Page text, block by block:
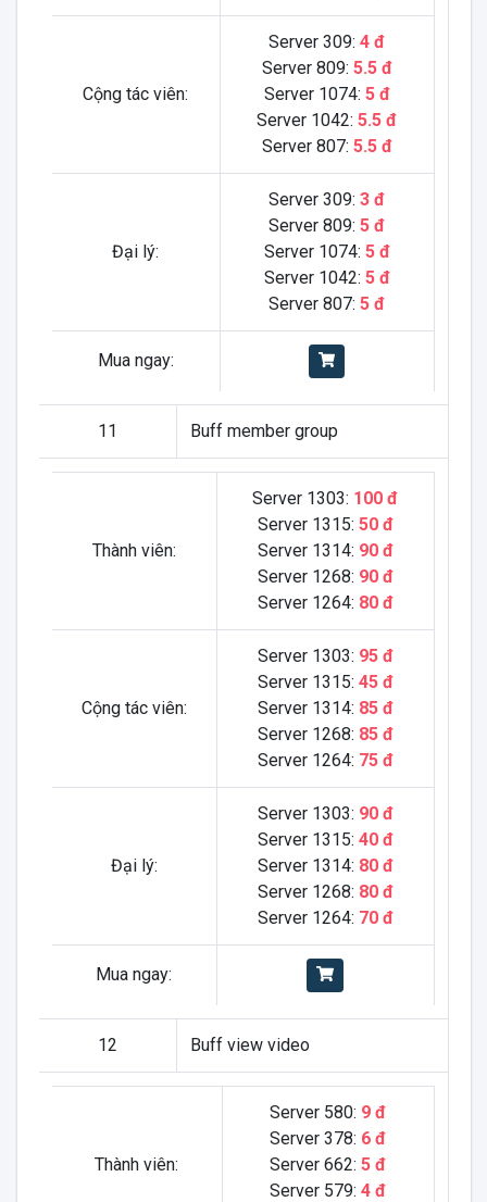
Cộng tác viên:
Server 309: 4 đ
Server 809: 5.5 đ
Server 1074: 5 đ
Server 1042: 5.5 đ
Server 807: 5.5 đ
Đại lý:
Server 309: 3 đ
Server 809: 5 đ
Server 1074: 5 đ
Server 1042: 5 đ
Server 807: 5 đ
Mua ngay:
11 Buff member group
Thành viên:
Server 1303: 100 đ
Server 1315: 50 đ
Server 1314: 90 đ
Server 1268: 90 đ
Server 1264: 80 đ
Cộng tác viên:
Server 1303: 95 đ
Server 1315: 45 đ
Server 1314: 85 đ
Server 1268: 85 đ
Server 1264: 75 đ
Đại lý:
Server 1303: 90 đ
Server 1315: 40 đ
Server 1314: 80 đ
Server 1268: 80 đ
Server 1264: 70 đ
Mua ngay:
12 Buff view video
Thành viên:
Server 580: 9 đ
Server 378: 6 đ
Server 662: 5 đ
Server 579: 4 đ